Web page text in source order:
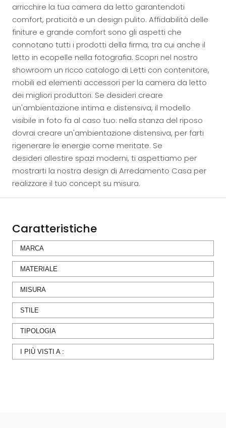
arricchire la tua camera da letto garantendoti
comfort, praticità e un design pulito. Affidabilità delle
finiture e grande comfort sono gli aspetti che
connotano tutti i prodotti della firma, tra cui anche il
letto in ecopelle nella fotografia. Scopri nel nostro
showroom un ricco catalogo di Letti con contenitore,
mobili ed elementi accessori per la camera da letto
dei migliori produttori. Se desideri creare
un'ambientazione intima e distensiva, il modello
visibile in foto fa al caso tuo: nella stanza del riposo
dovrai creare un'ambientazione distensiva, per farti
rigenerare le energie come meritate. Se
desideri allestire spazi moderni, ti aspettiamo per
mostrarti la nostra design di Arredamento Casa per
realizzare il tuo concept su misura.
Caratteristiche
MARCA
MATERIALE
MISURA
STILE
TIPOLOGIA
I PIÙ VISTI A :